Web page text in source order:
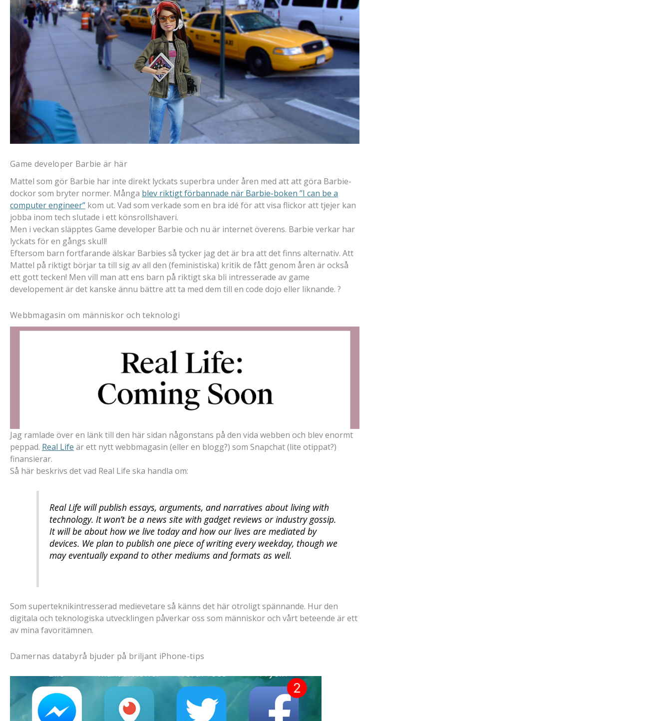
Game developer Barbie är här
Mattel som gör Barbie har inte direkt lyckats superbra under åren med att att göra Barbie-
dockor som bryter normer. Många blev riktigt förbannade när Barbie-boken ”I can be a
computer engineer” kom ut. Vad som verkade som en bra idé för att visa flickor att tjejer kan
jobba inom tech slutade i ett könsrollshaveri.
Men i veckan släpptes Game developer Barbie och nu är internet överens. Barbie verkar har
lyckats för en gångs skull!
Eftersom barn fortfarande älskar Barbies så tycker jag det är bra att det finns alternativ. Att
Mattel på riktigt börjar ta till sig av all den (feministiska) kritik de fått genom åren är också
ett gott tecken! Men vill man att ens barn på riktigt ska bli intresserade av game
developement är det kanske ännu bättre att ta med dem till en code dojo eller liknande. ?
Webbmagasin om människor och teknologi
Jag ramlade över en länk till den här sidan någonstans på den vida webben och blev enormt
peppad. Real Life är ett nytt webbmagasin (eller en blogg?) som Snapchat (lite otippat?)
finansierar.
Så här beskrivs det vad Real Life ska handla om:
Real Lifewill publish essays, arguments, and narratives about living with
technology. It won’t be a news site with gadget reviews or industry gossip.
It will be about how we live today and how our lives are mediated by
devices. We plan to publish one piece of writing every weekday, though we
may eventually expand to other mediums and formats as well.
Som superteknikintresserad medievetare så känns det här otroligt spännande. Hur den
digitala och teknologiska utvecklingen påverkar oss som människor och vårt beteende är ett
av mina favoritämnen.
Damernas databyrå bjuder på briljant iPhone-tips